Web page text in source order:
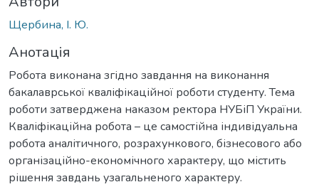
Щербина, І. Ю.
Анотація
Робота виконана згідно завдання на виконання
бакалаврської кваліфікаційної роботи студенту. Тема
роботи затверджена наказом ректора НУБіП України.
Кваліфікаційна робота – це самостійна індивідуальна
робота аналітичного, розрахункового, бізнесового або
організаційно-економічного характеру, що містить
рішення завдань узагальненого характеру.